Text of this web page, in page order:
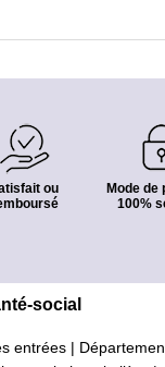
ou
Mode de
100%
social
entrées